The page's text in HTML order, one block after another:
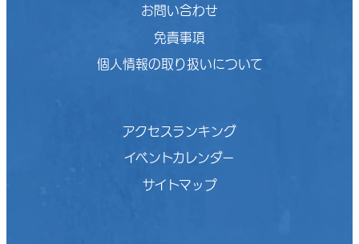
お問い合わせ
免責事項
個人情報の取り扱いについて
アクセスランキング
イベントカレンダー
サイトマップ